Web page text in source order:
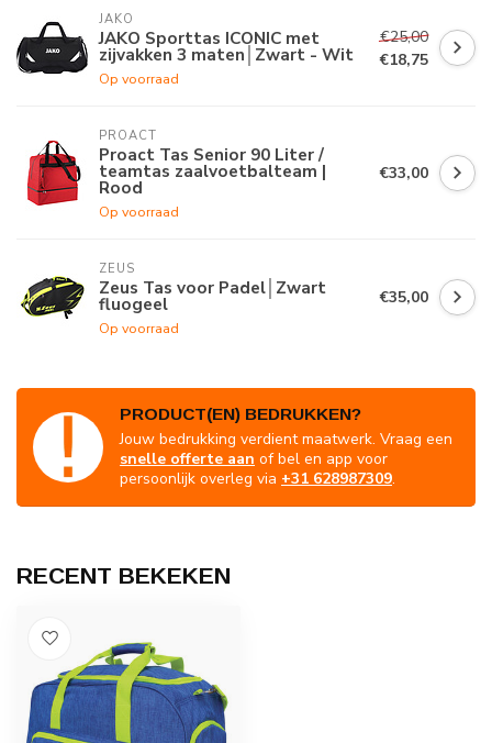
JAKO
JAKO Sporttas ICONIC met
zijvakken 3 maten│Zwart - Wit
Op voorraad
€25,00
€18,75
PROACT
Proact Tas Senior 90 Liter /
teamtas zaalvoetbalteam |
Rood
Op voorraad
€33,00
ZEUS
Zeus Tas voor Padel│Zwart
fluogeel
Op voorraad
€35,00
PRODUCT(EN) BEDRUKKEN?
Jouw bedrukking verdient maatwerk. Vraag een
snelle offerte aan of bel en app voor
persoonlijk overleg via +31 628987309.
RECENT BEKEKEN